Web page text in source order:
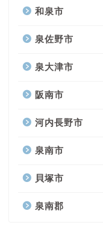
和泉市
泉佐野市
泉大津市
阪南市
河内長野市
泉南市
貝塚市
泉南郡